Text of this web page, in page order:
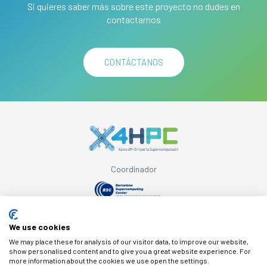
Si quieres saber más sobre este proyecto no dudes en
contactarnos
CONTÁCTANOS
Coordinador
We use cookies
We may place these for analysis of our visitor data, to improve our website,
show personalised content and to give you a great website experience. For
more information about the cookies we use open the settings.